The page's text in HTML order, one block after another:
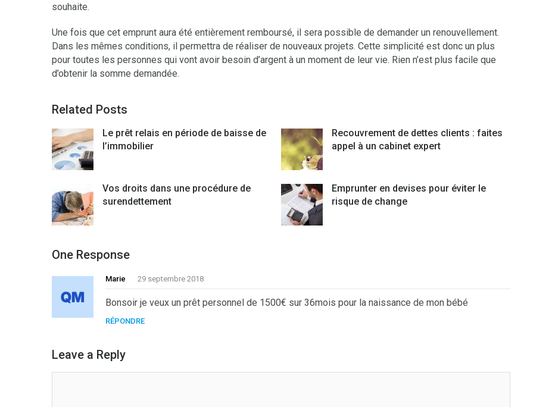
souhaite.
Une fois que cet emprunt aura été entièrement remboursé, il sera possible de demander un renouvellement.
Dans les mêmes conditions, il permettra de réaliser de nouveaux projets. Cette simplicité est donc un plus
pour toutes les personnes qui vont avoir besoin d’argent à un moment de leur vie. Rien n’est plus facile que
d’obtenir la somme demandée.
Related Posts
Le prêt relais en période de baisse de
l’immobilier
Recouvrement de dettes clients : faites
appel à un cabinet expert
Vos droits dans une procédure de
surendettement
Emprunter en devises pour éviter le
risque de change
One Response
Marie 29 septembre 2018
Bonsoir je veux un prêt personnel de 1500€ sur 36mois pour la naissance de mon bébé
RÉPONDRE
Leave a Reply